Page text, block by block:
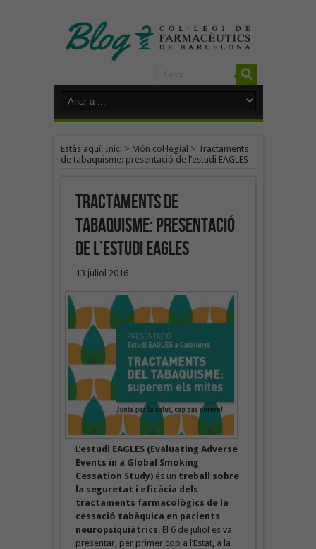
Estàs aquí: Inici > Món col·legial > Tractaments
de tabaquisme: presentació de l’estudi EAGLES
Tractaments de
tabaquisme: presentació
de l’estudi EAGLES
13 juliol 2016
L’estudi EAGLES (Evaluating Adverse
Events in a Global Smoking
Cessation Study) és un treball sobre
la seguretat i eficàcia dels
tractaments farmacològics de la
cessació tabàquica en pacients
neuropsiquiàtrics. El 6 de juliol es va
presentar, per primer cop a l’Estat, a la